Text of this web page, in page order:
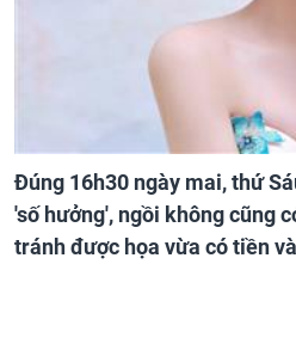
Đúng 16h30 ngày mai, thứ
'số hưởng', ngồi không cũng
tránh được họa vừa có tiền